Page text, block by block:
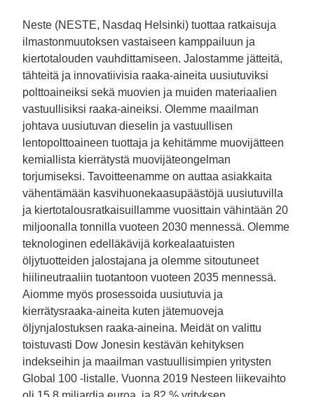
Neste (NESTE, Nasdaq Helsinki) tuottaa ratkaisuja
ilmastonmuutoksen vastaiseen kamppailuun ja
kiertotalouden vauhdittamiseen. Jalostamme jätteitä,
tähteitä ja innovatiivisia raaka-aineita uusiutuviksi
polttoaineiksi sekä muovien ja muiden materiaalien
vastuullisiksi raaka-aineiksi. Olemme maailman
johtava uusiutuvan dieselin ja vastuullisen
lentopolttoaineen tuottaja ja kehitämme muovijätteen
kemiallista kierrätystä muovijäteongelman
torjumiseksi. Tavoitteenamme on auttaa asiakkaita
vähentämään kasvihuonekaasupäästöjä uusiutuvilla
ja kiertotalousratkaisuillamme vuosittain vähintään 20
miljoonalla tonnilla vuoteen 2030 mennessä. Olemme
teknologinen edelläkävijä korkealaatuisten
öljytuotteiden jalostajana ja olemme sitoutuneet
hiilineutraaliin tuotantoon vuoteen 2035 mennessä.
Aiomme myös prosessoida uusiutuvia ja
kierrätysraaka-aineita kuten jätemuoveja
öljynjalostuksen raaka-aineina. Meidät on valittu
toistuvasti Dow Jonesin kestävän kehityksen
indekseihin ja maailman vastuullisimpien yritysten
Global 100 -listalle. Vuonna 2019 Nesteen liikevaihto